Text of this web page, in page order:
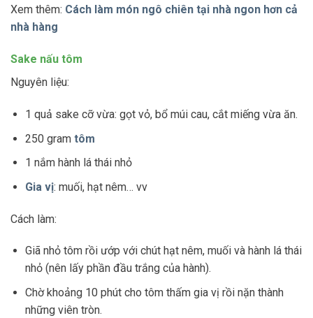
Xem thêm: Cách làm món ngô chiên tại nhà ngon hơn cả
nhà hàng
Sake nấu tôm
Nguyên liệu:
1 quả sake cỡ vừa: gọt vỏ, bổ múi cau, cắt miếng vừa ăn.
250 gram tôm
1 nắm hành lá thái nhỏ
Gia vị: muối, hạt nêm… vv
Cách làm:
Giã nhỏ tôm rồi ướp với chút hạt nêm, muối và hành lá thái
nhỏ (nên lấy phần đầu trắng của hành).
Chờ khoảng 10 phút cho tôm thấm gia vị rồi nặn thành
những viên tròn.